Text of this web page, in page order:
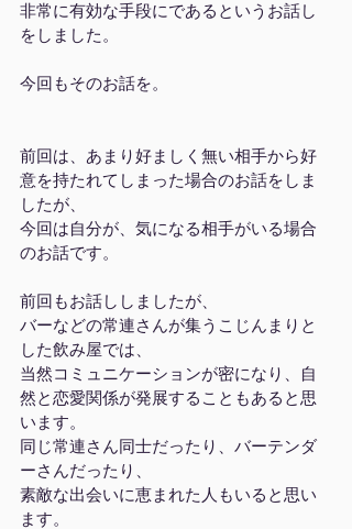
非常に有効な手段にであるというお話し
をしました。
今回もそのお話を。
前回は、あまり好ましく無い相手から好
意を持たれてしまった場合のお話をしま
したが、
今回は自分が、気になる相手がいる場合
のお話です。
前回もお話ししましたが、
バーなどの常連さんが集うこじんまりと
した飲み屋では、
当然コミュニケーションが密になり、自
然と恋愛関係が発展することもあると思
います。
同じ常連さん同士だったり、バーテンダ
ーさんだったり、
素敵な出会いに恵まれた人もいると思い
ます。